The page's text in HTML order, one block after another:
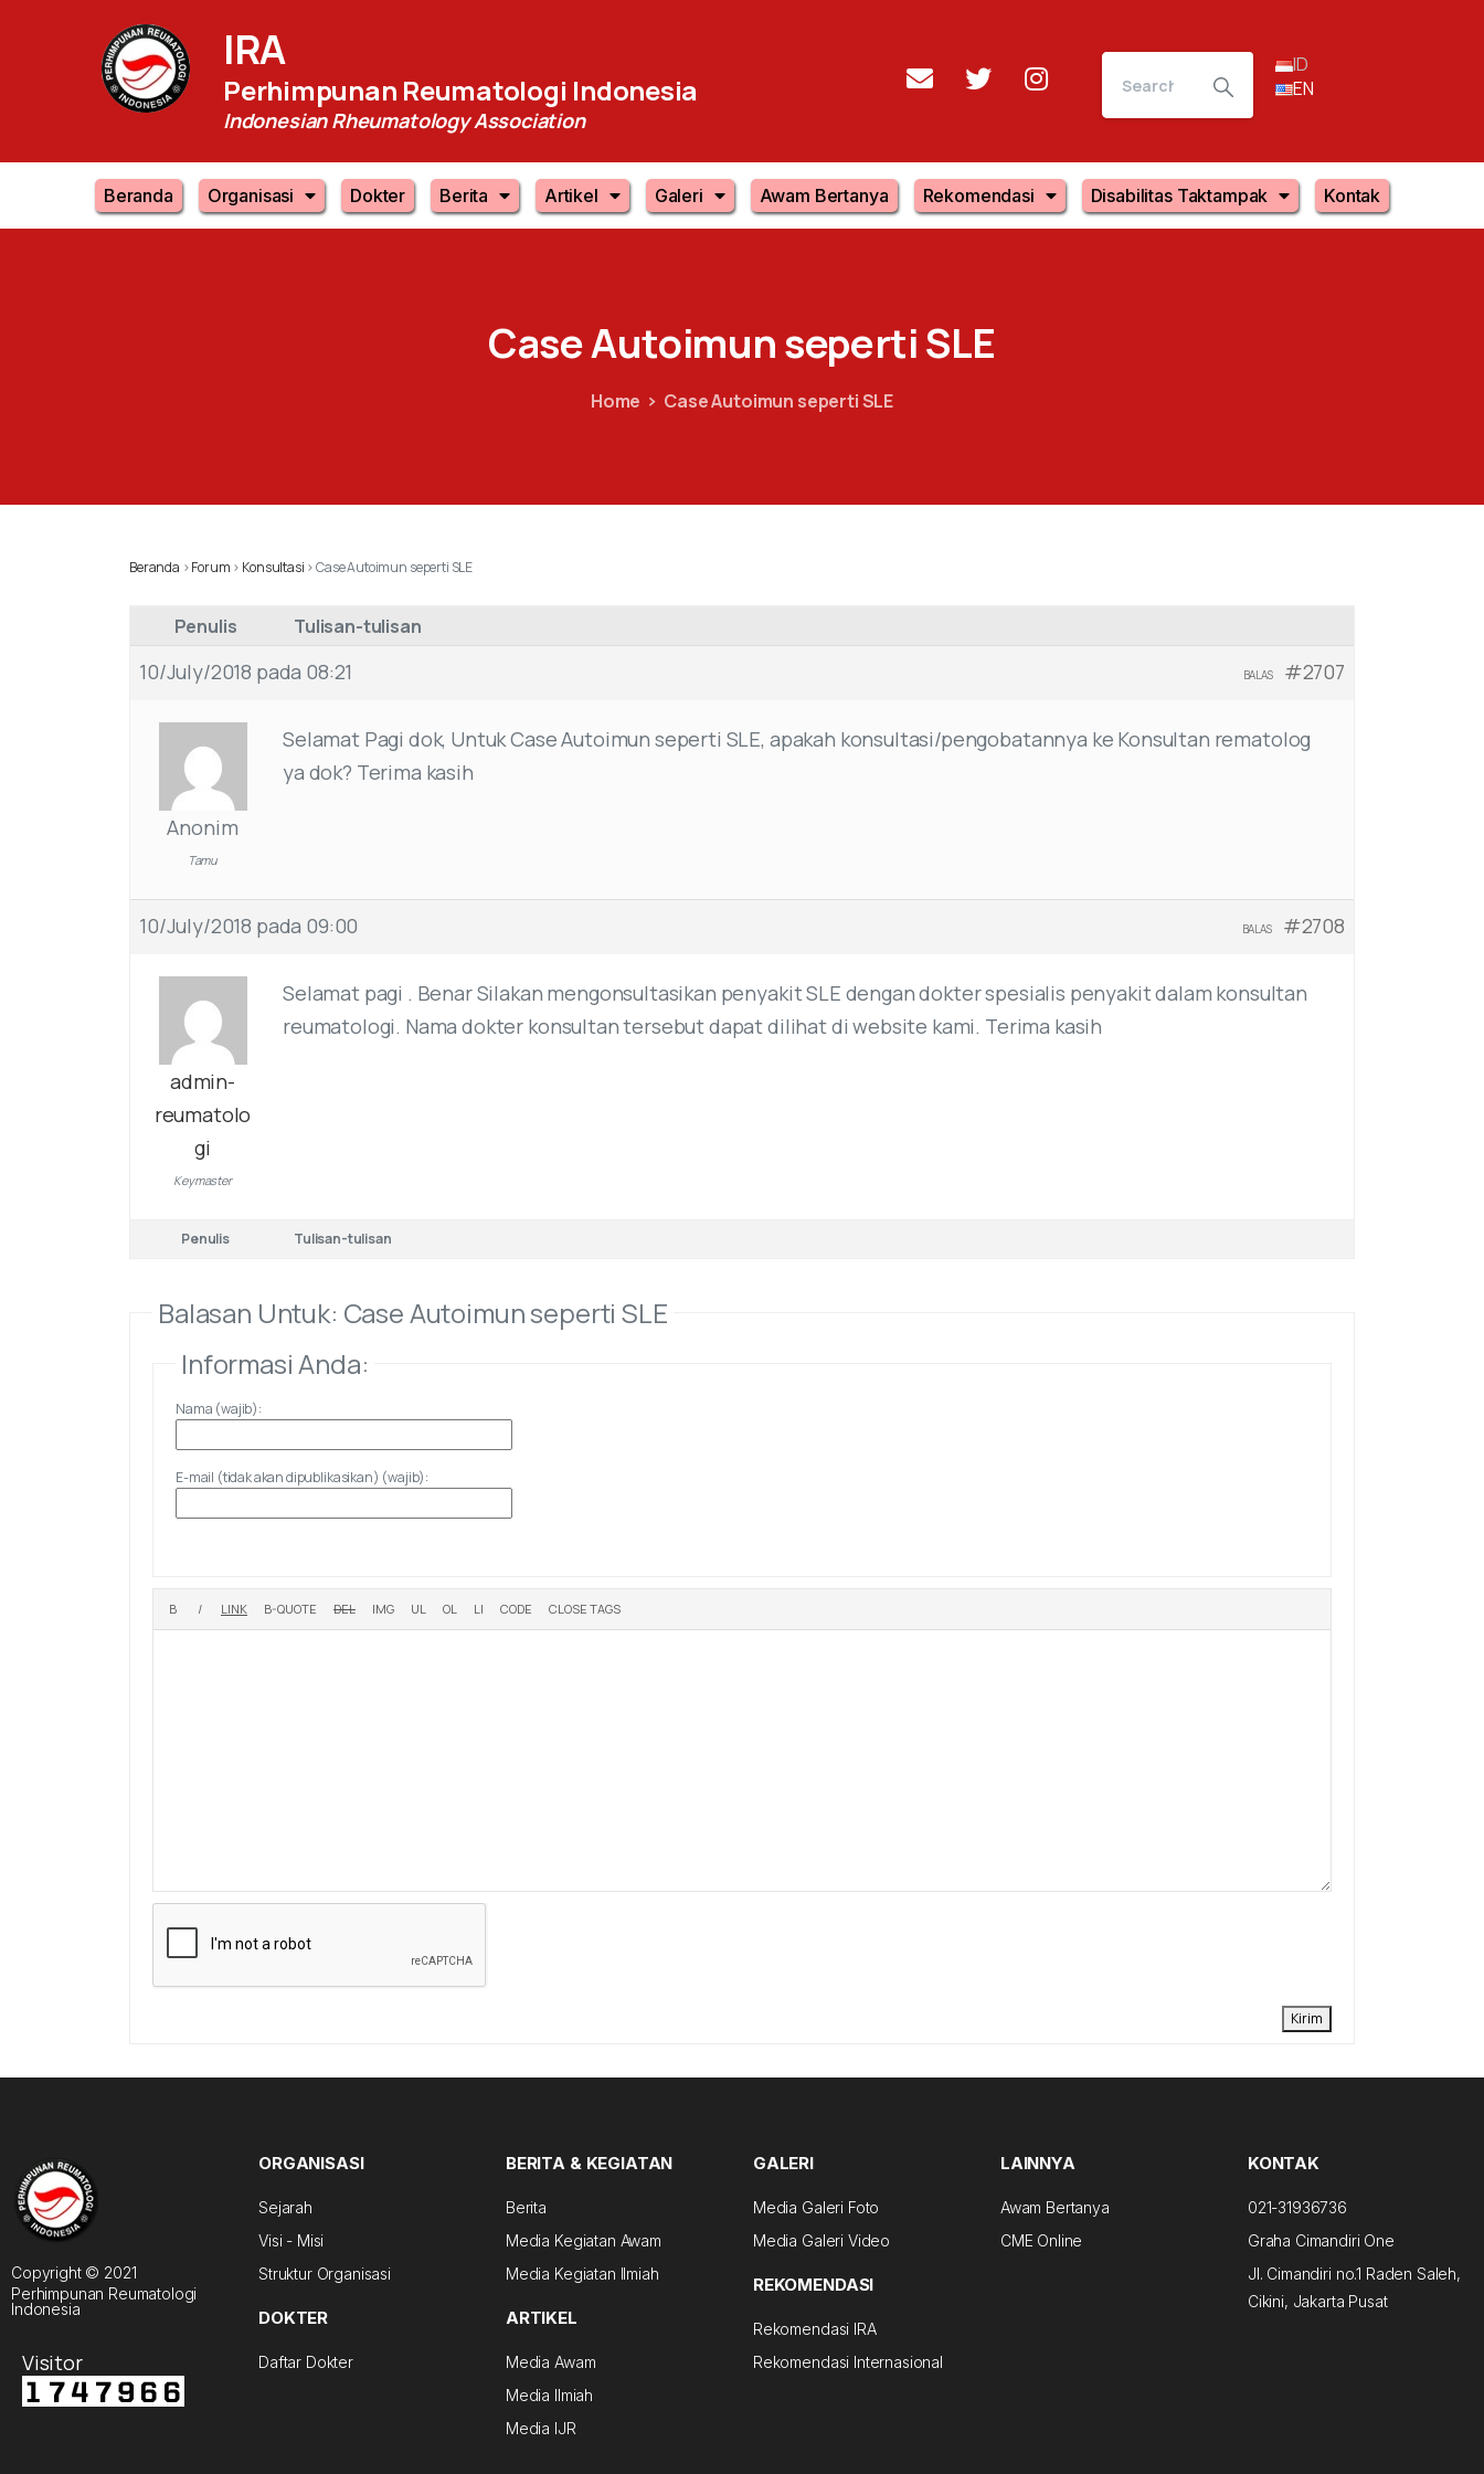
IRA
Perhimpunan Reumatologi Indonesia
Indonesian Rheumatology Association
ID
EN
Beranda Organisasi Dokter Berita Artikel Galeri Awam Bertanya Rekomendasi Disabilitas Taktampak Kontak
CaseAutoimunsepertiSLE
Home Case Autoimun seperti SLE
Beranda ›Forum › Konsultasi ›Case Autoimun seperti SLE
Penulis Tulisan-tulisan
10/July/2018 pada 08:21 #2707
BALAS
Anonim
Tamu
Selamat Pagi dok, Untuk Case Autoimun seperti SLE, apakah konsultasi/pengobatannya ke Konsultan rematolog
ya dok? Terima kasih
10/July/2018 pada 09:00 #2708
BALAS
admin-
reumatolo
gi
Keymaster
Selamat pagi . Benar Silakan mengonsultasikan penyakit SLE dengan dokter spesialis penyakit dalam konsultan
reumatologi. Nama dokter konsultan tersebut dapat dilihat di website kami. Terima kasih
Penulis Tulisan-tulisan
Balasan Untuk: Case Autoimun seperti SLE
Informasi Anda:
Nama (wajib):
E-mail (tidak akan dipublikasikan) (wajib):
Kirim
Copyright © 2021
Perhimpunan Reumatologi
Indonesia
Visitor
ORGANISASI
Sejarah
Visi - Misi
Struktur Organisasi
DOKTER
Daftar Dokter
BERITA & KEGIATAN
Berita
Media Kegiatan Awam
Media Kegiatan Ilmiah
ARTIKEL
Media Awam
Media Ilmiah
Media IJR
GALERI
Media Galeri Foto
Media Galeri Video
REKOMENDASI
Rekomendasi IRA
Rekomendasi Internasional
LAINNYA
Awam Bertanya
CME Online
KONTAK
021-31936736
Graha Cimandiri One
Jl. Cimandiri no.1 Raden Saleh,
Cikini, Jakarta Pusat